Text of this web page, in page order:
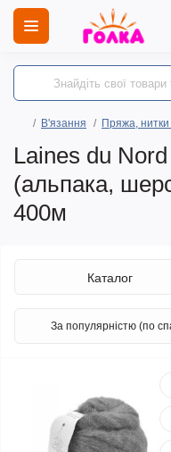
В'язання Пряжа,
Laines du
(альпака,
400м
Каталог